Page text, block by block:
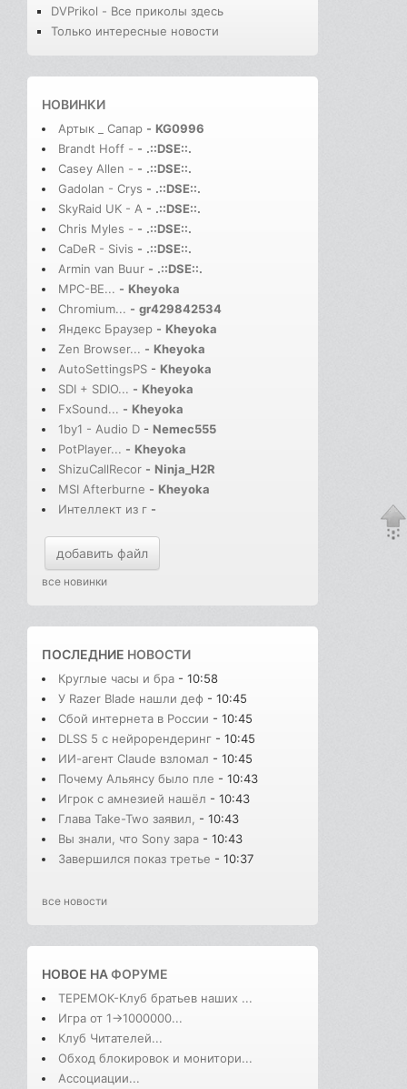
DVPrikol - Все приколы здесь
Только интересные новости
НОВИНКИ
Артык _ Сапар - KG0996
Brandt Hoff - - .::DSE::.
Casey Allen - - .::DSE::.
Gadolan - Crys - .::DSE::.
SkyRaid UK - A - .::DSE::.
Chris Myles - - .::DSE::.
CaDeR - Sivis - .::DSE::.
Armin van Buur - .::DSE::.
MPC-BE... - Kheyoka
Chromium... - gr429842534
Яндекс Браузер - Kheyoka
Zen Browser... - Kheyoka
AutoSettingsPS - Kheyoka
SDI + SDIO... - Kheyoka
FxSound... - Kheyoka
1by1 - Audio D - Nemec555
PotPlayer... - Kheyoka
ShizuCallRecor - Ninja_H2R
MSI Afterburne - Kheyoka
Интеллект из г -
добавить файл
все новинки
ПОСЛЕДНИЕ НОВОСТИ
Круглые часы и бра - 10:58
У Razer Blade нашли деф - 10:45
Сбой интернета в России - 10:45
DLSS 5 с нейрорендеринг - 10:45
ИИ-агент Claude взломал - 10:45
Почему Альянсу было пле - 10:43
Игрок с амнезией нашёл - 10:43
Глава Take-Two заявил, - 10:43
Вы знали, что Sony зара - 10:43
Завершился показ третье - 10:37
все новости
НОВОЕ НАФОРУМЕ
ТЕРЕМОК-Клуб братьев наших ...
Игра от 1->1000000...
Клуб Читателей...
Обход блокировок и монитори...
Ассоциации...